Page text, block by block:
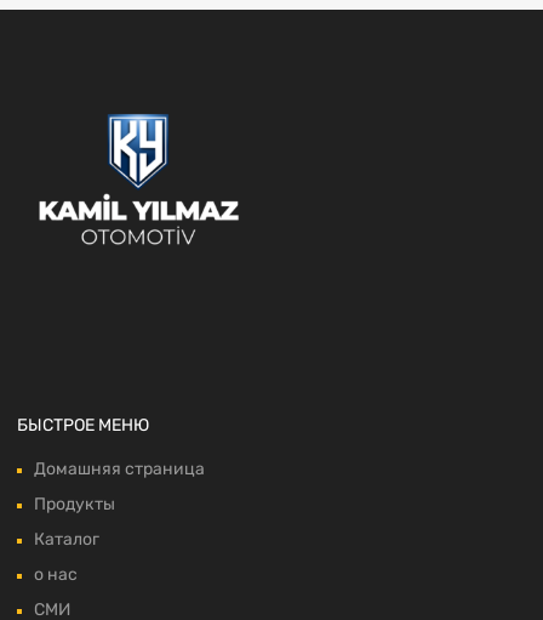
БЫСТРОЕ МЕНЮ
Домашняя страница
Продукты
Каталог
о нас
СМИ